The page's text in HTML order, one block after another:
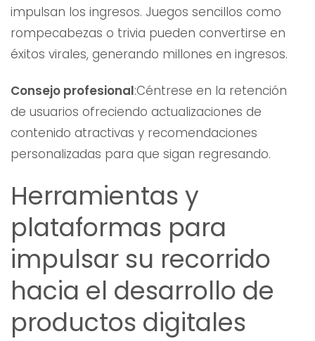
impulsan los ingresos. Juegos sencillos como
rompecabezas o trivia pueden convertirse en
éxitos virales, generando millones en ingresos.
Consejo profesional:Céntrese en la retención
de usuarios ofreciendo actualizaciones de
contenido atractivas y recomendaciones
personalizadas para que sigan regresando.
Herramientas y
plataformas para
impulsar su recorrido
hacia el desarrollo de
productos digitales